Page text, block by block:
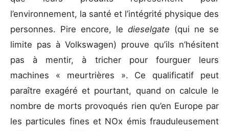
l’environnement, la santé et l’intégrité physique des
personnes. Pire encore, le dieselgate (qui ne se
limite pas à Volkswagen) prouve qu’ils n’hésitent
pas à mentir, à tricher pour fourguer leurs
machines « meurtrières ». Ce qualificatif peut
paraître exagéré et pourtant, quand on calcule le
nombre de morts provoqués rien qu’en Europe par
les particules fines et NOx émis frauduleusement